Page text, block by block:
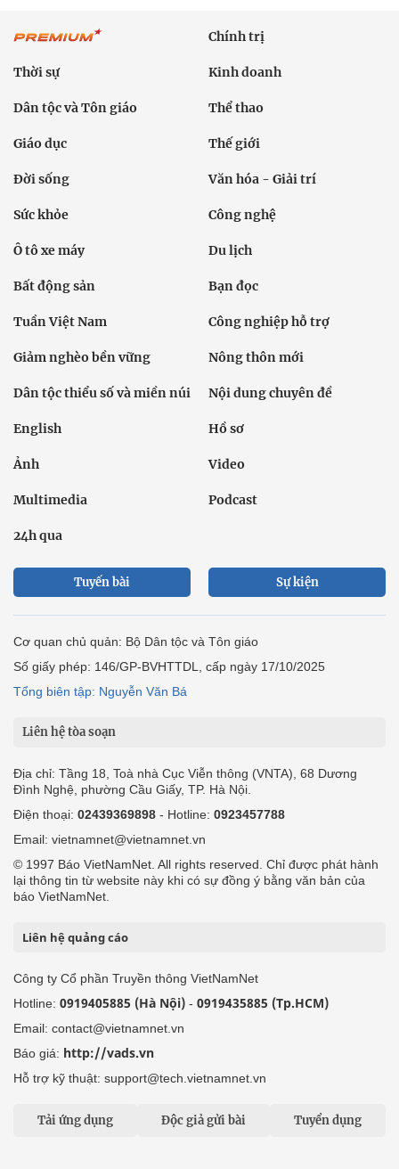
Chính trị
Thời sự Kinh doanh
Dân tộc và Tôn giáo Thể thao
Giáo dục Thế giới
Đời sống Văn hóa - Giải trí
Sức khỏe Công nghệ
Ô tô xe máy Du lịch
Bất động sản Bạn đọc
Tuần Việt Nam Công nghiệp hỗ trợ
Giảm nghèo bền vững Nông thôn mới
Dân tộc thiểu số và miền núi Nội dung chuyên đề
English Hồ sơ
Ảnh Video
Multimedia Podcast
24h qua
Tuyến bài Sự kiện
Cơ quan chủ quản: Bộ Dân tộc và Tôn giáo
Số giấy phép: 146/GP-BVHTTDL, cấp ngày 17/10/2025
Tổng biên tập: Nguyễn Văn Bá
Liên hệ tòa soạn
Địa chỉ: Tầng 18, Toà nhà Cục Viễn thông (VNTA), 68 Dương
Đình Nghệ, phường Cầu Giấy, TP. Hà Nội.
Điện thoại: 02439369898 - Hotline: 0923457788
Email: vietnamnet@vietnamnet.vn
© 1997 Báo VietNamNet. All rights reserved. Chỉ được phát hành
lại thông tin từ website này khi có sự đồng ý bằng văn bản của
báo VietNamNet.
Liên hệ quảng cáo
Công ty Cổ phần Truyền thông VietNamNet
Hotline: 0919405885 (Hà Nội) - 0919435885 (Tp.HCM)
Email: contact@vietnamnet.vn
Báo giá: http://vads.vn
Hỗ trợ kỹ thuật: support@tech.vietnamnet.vn
Tải ứng dụng Độc giả gửi bài Tuyển dụng